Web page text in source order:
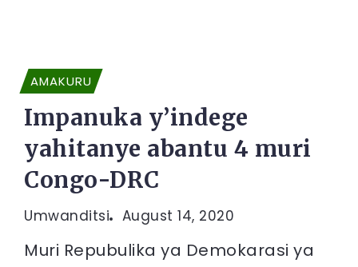
AMAKURU
Impanuka y’indege
yahitanye abantu 4 muri
Congo-DRC
Umwanditsi August 14, 2020
Muri Repubulika ya Demokarasi ya